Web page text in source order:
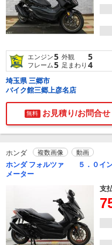
エンジン5 外観 5
フレーム5 足まわり 4
埼玉県 三郷市
バイク館三郷上彦名店
無料 お見積り/お問合せ
ホンダ 複数画像 動画
ホンダ フォルツァ ５．０イン
メーター
支